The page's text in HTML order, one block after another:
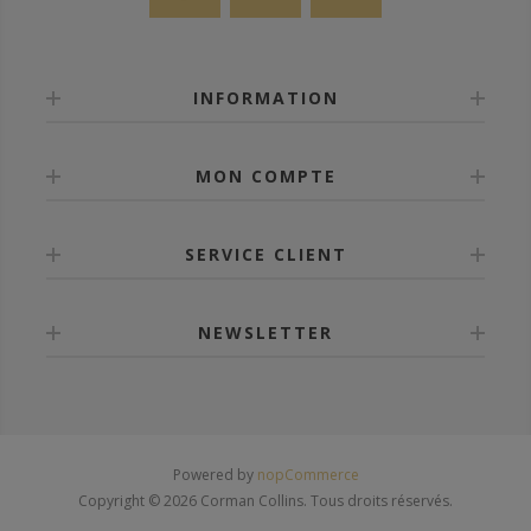
INFORMATION
MON COMPTE
SERVICE CLIENT
NEWSLETTER
Powered by nopCommerce
Copyright © 2026 Corman Collins. Tous droits réservés.